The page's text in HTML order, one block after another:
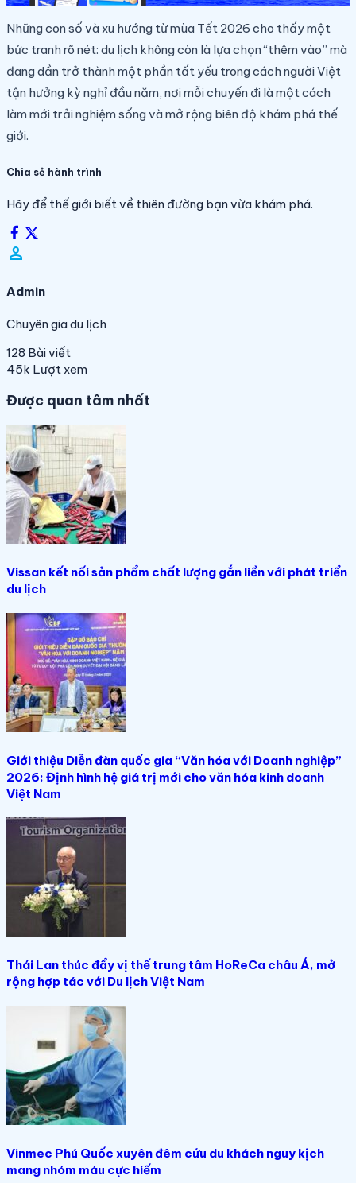
Những con số và xu hướng từ mùa Tết 2026 cho thấy một
bức tranh rõ nét: du lịch không còn là lựa chọn “thêm vào” mà
đang dần trở thành một phần tất yếu trong cách người Việt
tận hưởng kỳ nghỉ đầu năm, nơi mỗi chuyến đi là một cách
làm mới trải nghiệm sống và mở rộng biên độ khám phá thế
giới.
Chia sẻ hành trình
Hãy để thế giới biết về thiên đường bạn vừa khám phá.
person_filled
Admin
Chuyên gia du lịch
128 Bài viết
45k Lượt xem
Được quan tâm nhất
Vissan kết nối sản phẩm chất lượng gắn liền với phát triển
du lịch
Giới thiệu Diễn đàn quốc gia “Văn hóa với Doanh nghiệp”
2026: Định hình hệ giá trị mới cho văn hóa kinh doanh
Việt Nam
Thái Lan thúc đẩy vị thế trung tâm HoReCa châu Á, mở
rộng hợp tác với Du lịch Việt Nam
Vinmec Phú Quốc xuyên đêm cứu du khách nguy kịch
mang nhóm máu cực hiếm